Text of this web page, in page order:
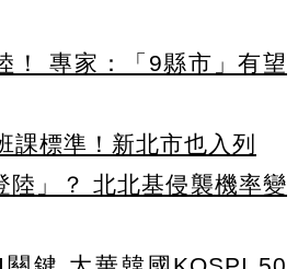
！ 專家：「9縣市」有望
課標準！新北市也入列
陸」？ 北北基侵襲機率變